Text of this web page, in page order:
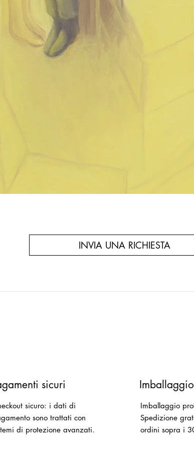
INVIA UNA RICHIESTA
sicuri
sicuro: i dati di
sono trattati con
di protezione avanzati.
Imballaggio
Spedizione
ordini sopra i